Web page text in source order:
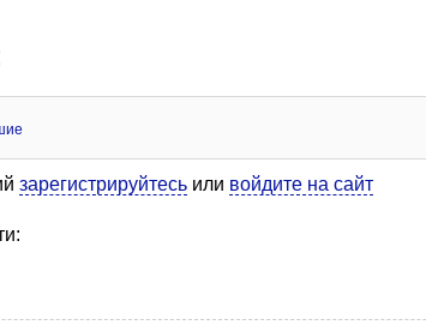
зарегистрируйтесь или войдите на сайт